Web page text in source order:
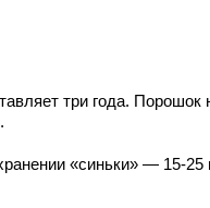
три года. Порошок
«синьки» — 15-25